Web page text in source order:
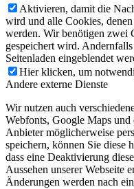
Aktivieren, damit die
wird und alle Cookies,
werden. Wir benötigen zwei
gespeichert wird.
Seitenladen eingeblendet
Hier klicken, um
Andere externe Dienste
Wir nutzen auch
Webfonts, Google Maps und
Anbieter möglicherweise
speichern, können Sie diese
dass eine Deaktivierung
Aussehen unserer Webseite
Änderungen werden nach